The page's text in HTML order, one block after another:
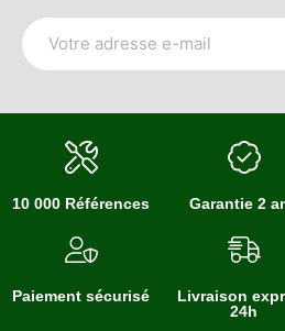
10 000 Références Garantie 2
Paiement sécurisé
Livraison
24h